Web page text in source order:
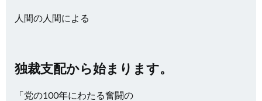
人間の人間による
独裁支配から始まります。
「党の100年にわたる奮闘の